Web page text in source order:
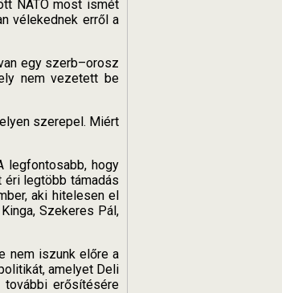
NATO most ismét
vélekednek erről a
egy szerb–orosz
nem vezetett be
szerepel. Miért
legfontosabb, hogy
éri legtöbb támadás
aki hitelesen el
Szekeres Pál,
nem iszunk előre a
amelyet Deli
erősítésére